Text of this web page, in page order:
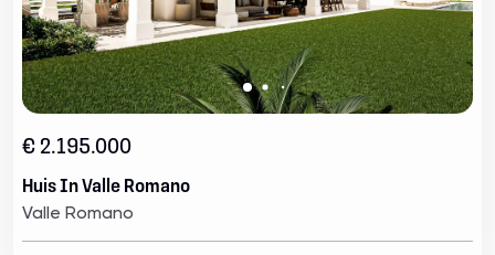
€ 2.195.000
Huis In Valle Romano
Valle Romano